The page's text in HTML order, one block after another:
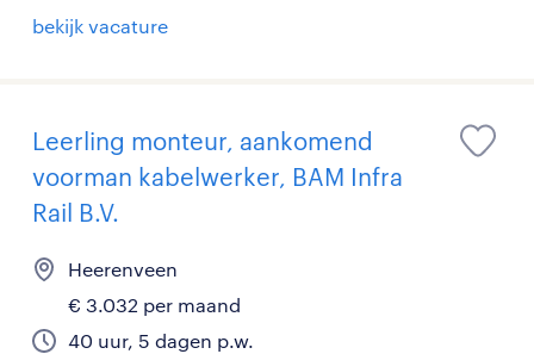
bekijk vacature
Leerling monteur, aankomend
voorman kabelwerker, BAM Infra
Rail B.V.
Heerenveen
€ 3.032 per maand
40 uur, 5 dagen p.w.